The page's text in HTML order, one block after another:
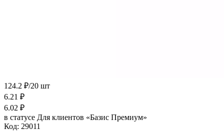
124.2 ₽/20 шт
6.21 ₽
6.02 ₽
в статусе Для клиентов «Базис Премиум»
Код: 29011